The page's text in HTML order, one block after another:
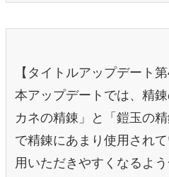
【タイトルアップデート
本アップデートでは、精
カネの精錬」と「鎧玉の
で精錬にあまり使用され
用いただきやすくなるよ